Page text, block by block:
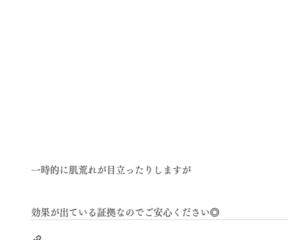
一時的に肌荒れが目立ったりしますが
効果が出ている証拠なのでご安心ください◎